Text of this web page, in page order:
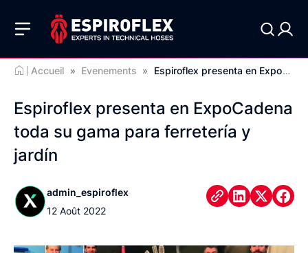
Accueil » Evenements » Espiroflex presenta en ExpoCadena toda su gama para ferretería y jardín
Espiroflex presenta en ExpoCadena
toda su gama para ferretería y
jardín
admin_espiroflex
12 Août 2022